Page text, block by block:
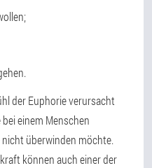
der Euphorie verursacht
einem Menschen
überwinden möchte.
können auch einer der